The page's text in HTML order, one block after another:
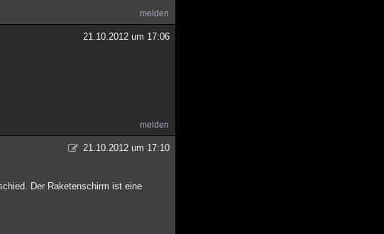
melden
21.10.2012 um 17:06
melden
21.10.2012 um 17:10
Der Raketenschirm ist eine